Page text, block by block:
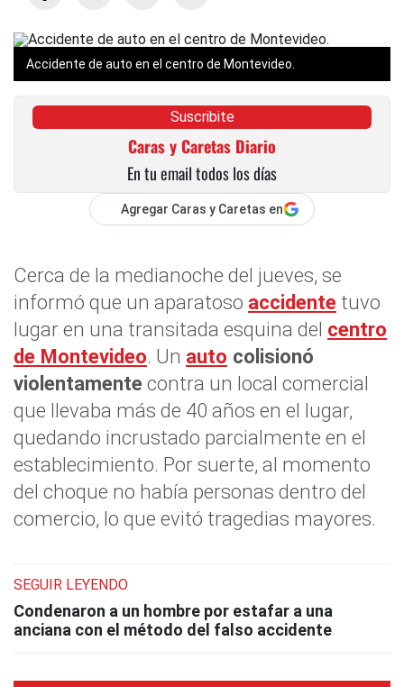
Accidente de auto en el centro de Montevideo.
Suscribite
Caras y Caretas Diario
En tu email todos los días
Agregar Caras y Caretas en
Cerca de la medianoche del jueves, se
informó que un aparatoso accidente tuvo
lugar en una transitada esquina del centro
de Montevideo. Un auto colisionó
violentamente contra un local comercial
que llevaba más de 40 años en el lugar,
quedando incrustado parcialmente en el
establecimiento. Por suerte, al momento
del choque no había personas dentro del
comercio, lo que evitó tragedias mayores.
SEGUIR LEYENDO
Condenaron a un hombre por estafar a una
anciana con el método del falso accidente